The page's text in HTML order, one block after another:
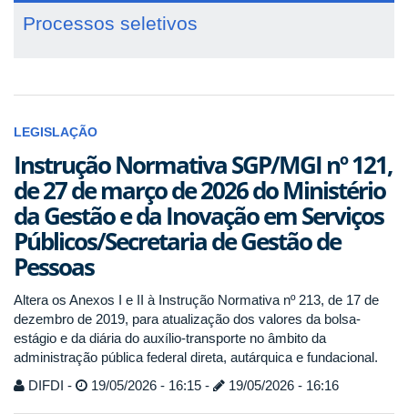
Processos seletivos
LEGISLAÇÃO
Instrução Normativa SGP/MGI nº 121,
de 27 de março de 2026 do Ministério
da Gestão e da Inovação em Serviços
Públicos/Secretaria de Gestão de
Pessoas
Altera os Anexos I e II à Instrução Normativa nº 213, de 17 de
dezembro de 2019, para atualização dos valores da bolsa-
estágio e da diária do auxílio-transporte no âmbito da
administração pública federal direta, autárquica e fundacional.
DIFDI -
19/05/2026 - 16:15 - 19/05/2026 - 16:16